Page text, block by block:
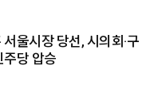
울시장 당선, 시의회·구
주당 압승